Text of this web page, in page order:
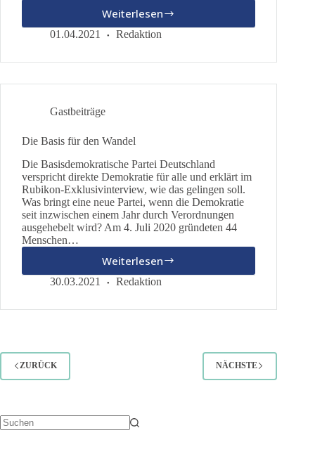
Weiterlesen
Offener
Brief
das
01.04.2021 Redaktion
Gastbeiträge
Die Basis für den Wandel
Die Basisdemokratische Partei Deutschland
verspricht direkte Demokratie für alle und erklärt im
Rubikon-Exklusivinterview, wie das gelingen soll.
Was bringt eine neue Partei, wenn die Demokratie
seit inzwischen einem Jahr durch Verordnungen
ausgehebelt wird? Am 4. Juli 2020 gründeten 44
Menschen…
Weiterlesen
Die
Basis
den
30.03.2021 Redaktion
ZURÜCK NÄCHSTE